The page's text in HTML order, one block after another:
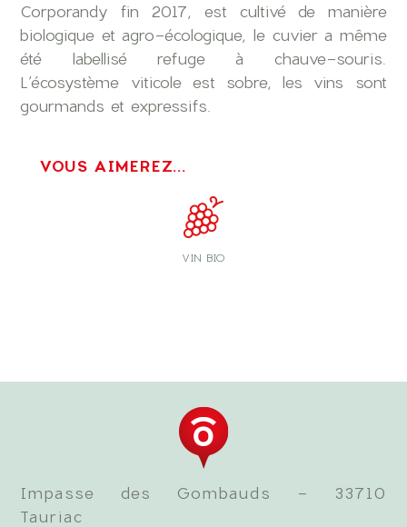
Corporandy fin 2017, est cultivé de manière
biologique et agro-écologique, le cuvier a même
été labellisé refuge à chauve-souris.
L’écosystème viticole est sobre, les vins sont
gourmands et expressifs.
VOUS AIMEREZ...
VIN BIO
Impasse des Gombauds - 33710
Tauriac